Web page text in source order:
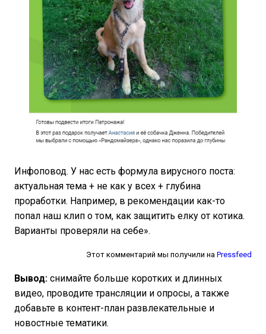
Инфоповод. У нас есть формула вирусного поста:
актуальная тема + не как у всех + глубина
проработки. Например, в рекомендации как-то
попал наш клип о том, как защитить елку от котика.
Варианты проверяли на себе».
Этот комментарий мы получили на Pressfeed
Вывод: снимайте больше коротких и длинных
видео, проводите трансляции и опросы, а также
добавьте в контент-план развлекательные и
новостные тематики.